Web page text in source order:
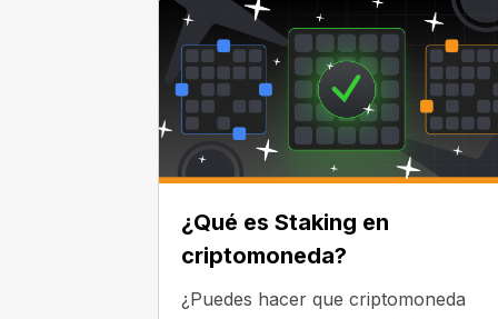
¿Qué es Staking en
criptomoneda?
¿Puedes hacer que criptomoneda